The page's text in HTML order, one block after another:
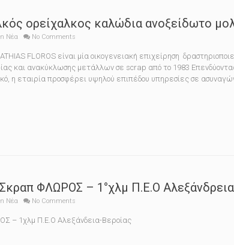
ορείχαλκος καλώδια ανοξείδωτο
In Νέα No Comments
FLOROS είναι μία οικογενειακή επιχείρηση
και ανακύκλωσης μετάλλων σε scrap από το 1983
η εταιρία προσφέρει υψηλού επιπέδου υπηρεσίες σε
ΦΛΩΡΟΣ – 1°χλμ Π.Ε.Ο
In Νέα No Comments
– 1χλμ Π.Ε.Ο Αλεξάνδεια-Βεροίας